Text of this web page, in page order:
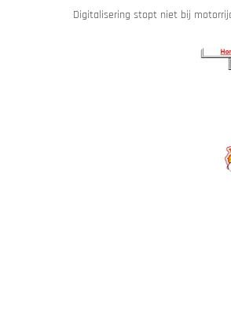
Digitalisering stopt niet bij